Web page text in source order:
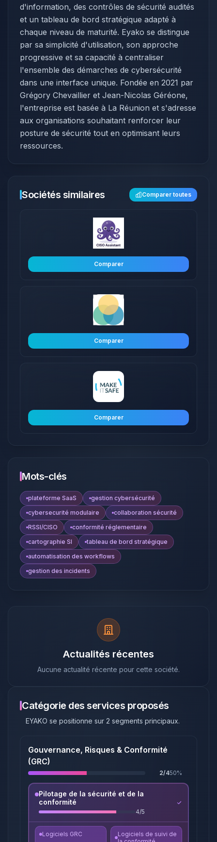
d'information, des contrôles de sécurité audités
et un tableau de bord stratégique adapté à
chaque niveau de maturité. Eyako se distingue
par sa simplicité d'utilisation, son approche
progressive et sa capacité à centraliser
l'ensemble des démarches de cybersécurité
dans une interface unique. Fondée en 2021 par
Grégory Chevaillier et Jean-Nicolas Géréone,
l'entreprise est basée à La Réunion et s'adresse
aux organisations souhaitant renforcer leur
posture de sécurité tout en optimisant leurs
ressources.
Sociétés similaires Comparer toutes
Comparer
Comparer
Comparer
Mots-clés
plateforme SaaS
gestion cybersécurité
cybersecurité modulaire
collaboration sécurité
RSSI/CISO
conformité réglementaire
cartographie SI
tableau de bord stratégique
automatisation des workflows
gestion des incidents
Actualités récentes
Aucune actualité récente pour cette société.
Catégorie des services proposés
EYAKO se positionne sur 2 segments principaux.
Gouvernance, Risques & Conformité
(GRC)
2/450%
Pilotage de la sécurité et de la
conformité
4/5
Logiciels GRC
Logiciels de suivi de